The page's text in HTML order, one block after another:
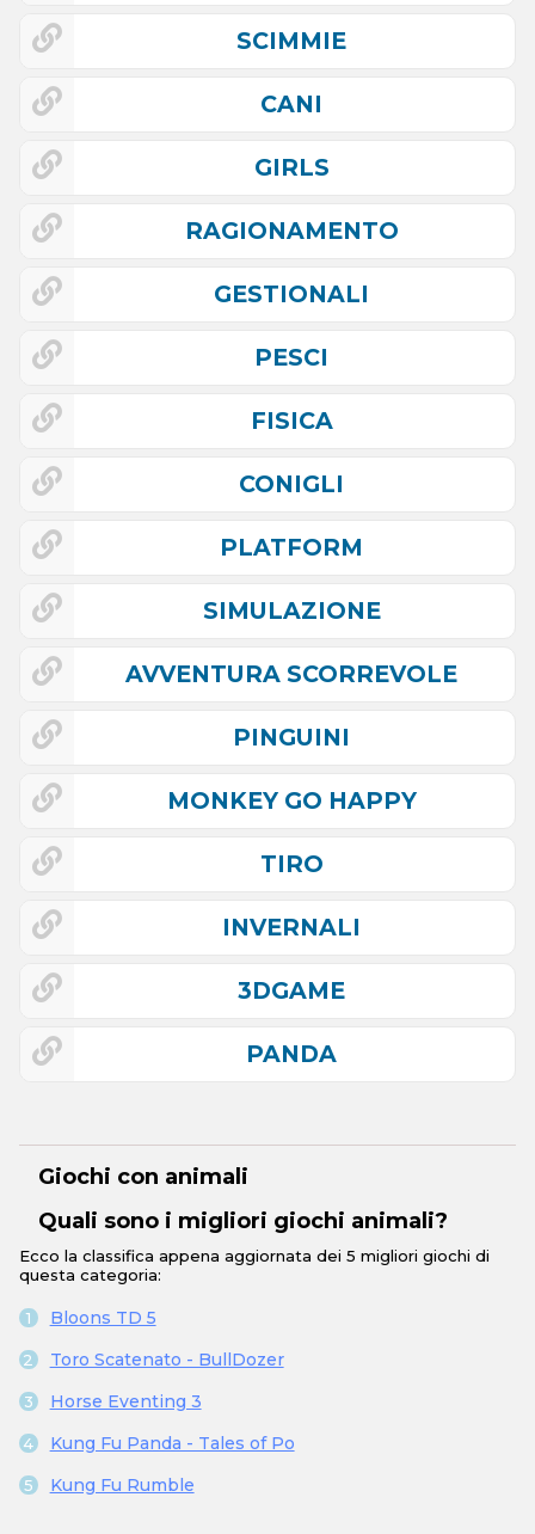
SCIMMIE
CANI
GIRLS
RAGIONAMENTO
GESTIONALI
PESCI
FISICA
CONIGLI
PLATFORM
SIMULAZIONE
AVVENTURA SCORREVOLE
PINGUINI
MONKEY GO HAPPY
TIRO
INVERNALI
3DGAME
PANDA
Giochi con animali
Quali sono i migliori giochi animali?
Ecco la classifica appena aggiornata dei 5 migliori giochi di
questa categoria:
Bloons TD 5
Toro Scatenato - BullDozer
Horse Eventing 3
Kung Fu Panda - Tales of Po
Kung Fu Rumble